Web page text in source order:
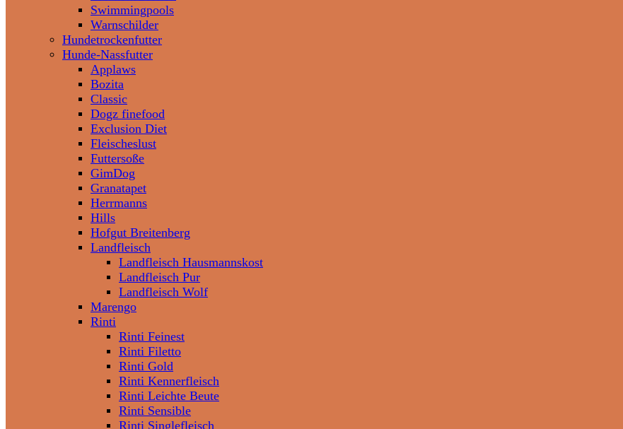
Swimmingpools
Warnschilder
Hundetrockenfutter
Hunde-Nassfutter
Applaws
Bozita
Classic
Dogz finefood
Exclusion Diet
Fleischeslust
Futtersoße
GimDog
Granatapet
Herrmanns
Hills
Hofgut Breitenberg
Landfleisch
Landfleisch Hausmannskost
Landfleisch Pur
Landfleisch Wolf
Marengo
Rinti
Rinti Feinest
Rinti Filetto
Rinti Gold
Rinti Kennerfleisch
Rinti Leichte Beute
Rinti Sensible
Rinti Singlefleisch